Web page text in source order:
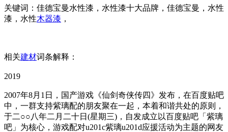
关键词：佳德宝曼水性漆，水性漆十大品牌，佳德宝曼，水性
漆，水性木器漆 ，
相关建材词条解释：
2019
2007年8月1日，国产游戏《仙剑奇侠传四》发布，在百度贴吧
中，一群支持紫璃配的朋友聚在一起，本着和谐共处的原则，
于二○○八年二月二十日(星期三)，自发成立以百度贴吧「紫璃
吧」为核心，游戏配对u201c紫璃u201d应援活动为主题的网友